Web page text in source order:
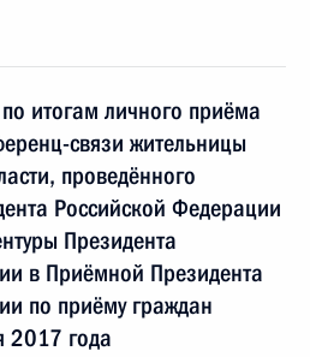
итогам личного приёма
связи жительницы
проведённого
Российской Федерации
Президента
в Приёмной Президента
по приёму граждан
2017 года